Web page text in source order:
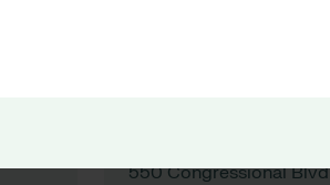
550 Congressional Blvd